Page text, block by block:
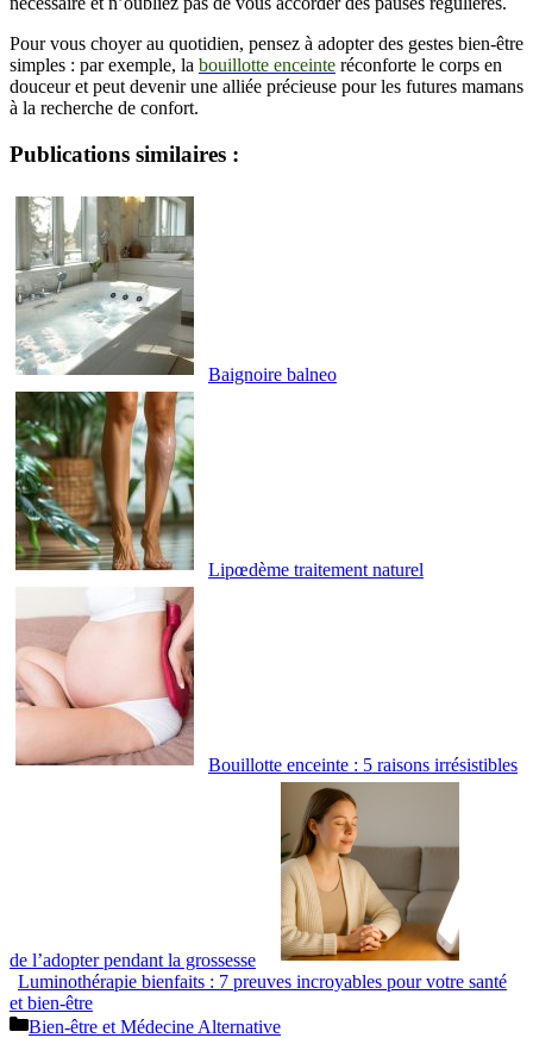
Pour vous choyer au quotidien, pensez à adopter des gestes bien-être
simples : par exemple, la bouillotte enceinte réconforte le corps en
douceur et peut devenir une alliée précieuse pour les futures mamans
à la recherche de confort.
Publications similaires :
Baignoire balneo
Lipœdème traitement naturel
Bouillotte enceinte : 5 raisons irrésistibles
de l’adopter pendant la grossesse
Luminothérapie bienfaits : 7 preuves incroyables pour votre santé
et bien-être
Catégories
Bien-être et Médecine Alternative